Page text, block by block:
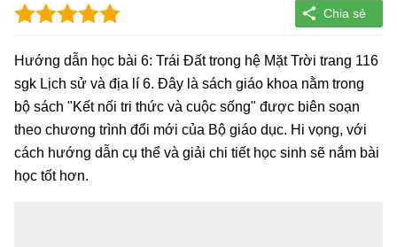
Hướng dẫn học bài 6: Trái Đất trong hệ Mặt Trời trang 116
sgk Lịch sử và địa lí 6. Đây là sách giáo khoa nằm trong
bộ sách "Kết nối tri thức và cuộc sống" được biên soạn
theo chương trình đổi mới của Bộ giáo dục. Hi vọng, với
cách hướng dẫn cụ thể và giải chi tiết học sinh sẽ nắm bài
học tốt hơn.